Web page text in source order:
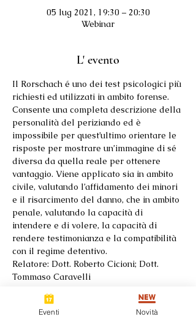
05 lug 2021, 19:30 – 20:30
Webinar
L' evento
Il Rorschach é uno dei test psicologici più
richiesti ed utilizzati in ambito forense.
Consente una completa descrizione della
personalità del periziando ed è
impossibile per quest’ultimo orientare le
risposte per mostrare un’immagine di sé
diversa da quella reale per ottenere
vantaggio. Viene applicato sia in ambito
civile, valutando l’affidamento dei minori
e il risarcimento del danno, che in ambito
penale, valutando la capacità di
intendere e di volere, la capacità di
rendere testimonianza e la compatibilità
con il regime detentivo.
Relatore: Dott. Roberto Cicioni; Dott.
Tommaso Caravelli
Condividi questo evento
Eventi Novità